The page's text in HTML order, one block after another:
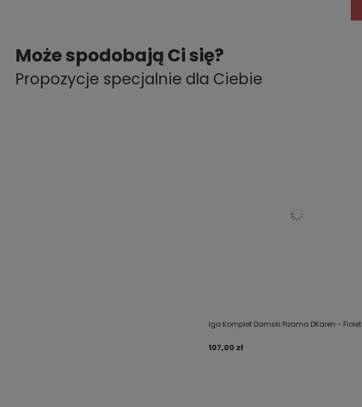
Może spodobają Ci się?
Propozycje specjalnie dla Ciebie
Iga Komplet Damski Piżama DKaren - Fiolet
107,00 zł